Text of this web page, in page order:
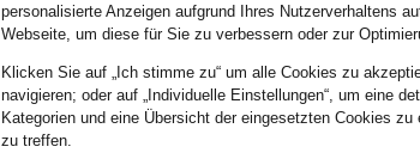
personalisierte Anzeigen aufgrund Ihres Nutzerverhaltens
Webseite, um diese für Sie zu verbessern oder zur
Klicken Sie auf „Ich stimme zu“ um alle Cookies zu
navigieren; oder auf „Individuelle Einstellungen“, um eine
Kategorien und eine Übersicht der eingesetzten Cookies zu
zu treffen.